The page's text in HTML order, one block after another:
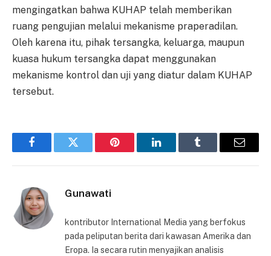
mengingatkan bahwa KUHAP telah memberikan
ruang pengujian melalui mekanisme praperadilan.
Oleh karena itu, pihak tersangka, keluarga, maupun
kuasa hukum tersangka dapat menggunakan
mekanisme kontrol dan uji yang diatur dalam KUHAP
tersebut.
FacebookTwitter Pinterest LinkedInTumblr Email
Gunawati
kontributor International Media yang berfokus
pada peliputan berita dari kawasan Amerika dan
Eropa. Ia secara rutin menyajikan analisis